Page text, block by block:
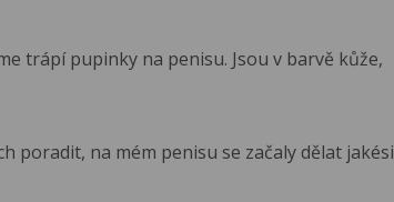
trápí pupinky na penisu. Jsou v barvě kůže,
poradit, na mém penisu se začaly dělat jakési